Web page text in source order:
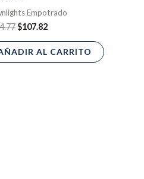
Empotrado
$107.82
AL CARRITO